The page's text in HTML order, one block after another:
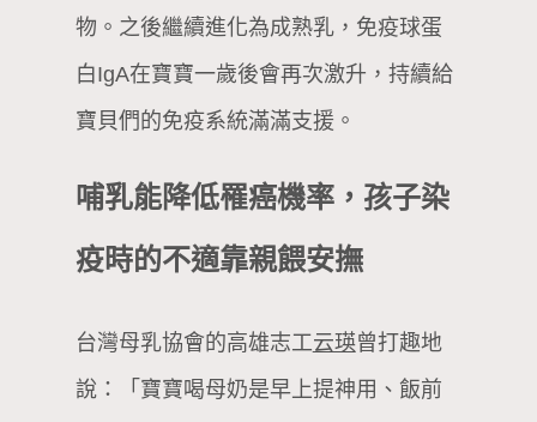
物。之後繼續進化為成熟乳，免疫球蛋
白IgA在寶寶一歲後會再次激升，持續給
寶貝們的免疫系統滿滿支援。
哺乳能降低罹癌機率，孩子染
疫時的不適靠親餵安撫
台灣母乳協會的高雄志工云瑛曾打趣地
說：「寶寶喝母奶是早上提神用、飯前